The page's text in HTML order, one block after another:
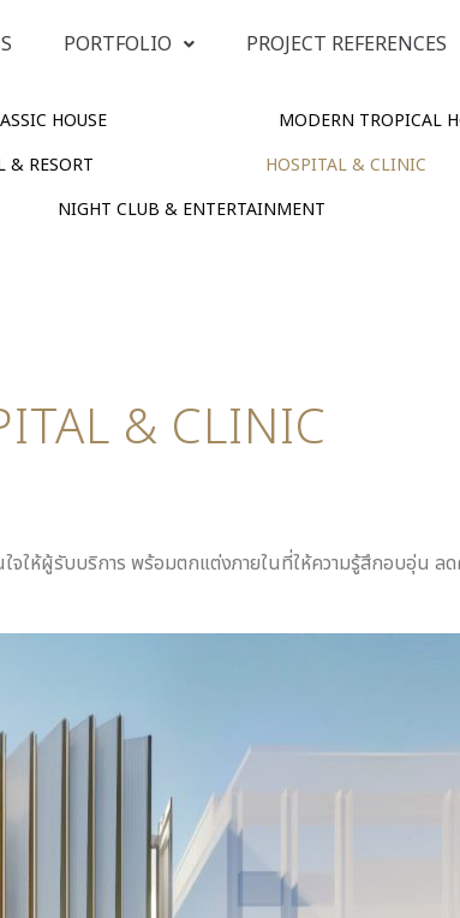
PORTFOLIO PROJECT REFERENCES
HOUSE
MODERN TROPICAL
& RESORT
HOSPITAL & CLINIC
NIGHT CLUB & ENTERTAINMENT
& CLINIC
ให้ผู้รับบริการ พร้อมตกแต่งภายในที่ให้ความรู้สึกอบอุ่น ลด